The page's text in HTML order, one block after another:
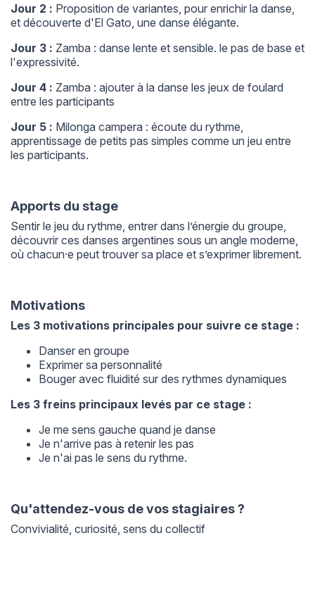
Jour 2 : Proposition de variantes, pour enrichir la danse,
et découverte d'El Gato, une danse élégante.
Jour 3 : Zamba : danse lente et sensible. le pas de base et
l'expressivité.
Jour 4 : Zamba : ajouter à la danse les jeux de foulard
entre les participants
Jour 5 : Milonga campera : écoute du rythme,
apprentissage de petits pas simples comme un jeu entre
les participants.
Apports du stage
Sentir le jeu du rythme, entrer dans l’énergie du groupe,
découvrir ces danses argentines sous un angle moderne,
où chacun·e peut trouver sa place et s’exprimer librement.
Motivations
Les 3 motivations principales pour suivre ce stage :
Danser en groupe
Exprimer sa personnalité
Bouger avec fluidité sur des rythmes dynamiques
Les 3 freins principaux levés par ce stage :
Je me sens gauche quand je danse
Je n'arrive pas à retenir les pas
Je n'ai pas le sens du rythme.
Qu'attendez-vous de vos stagiaires ?
Convivialité, curiosité, sens du collectif